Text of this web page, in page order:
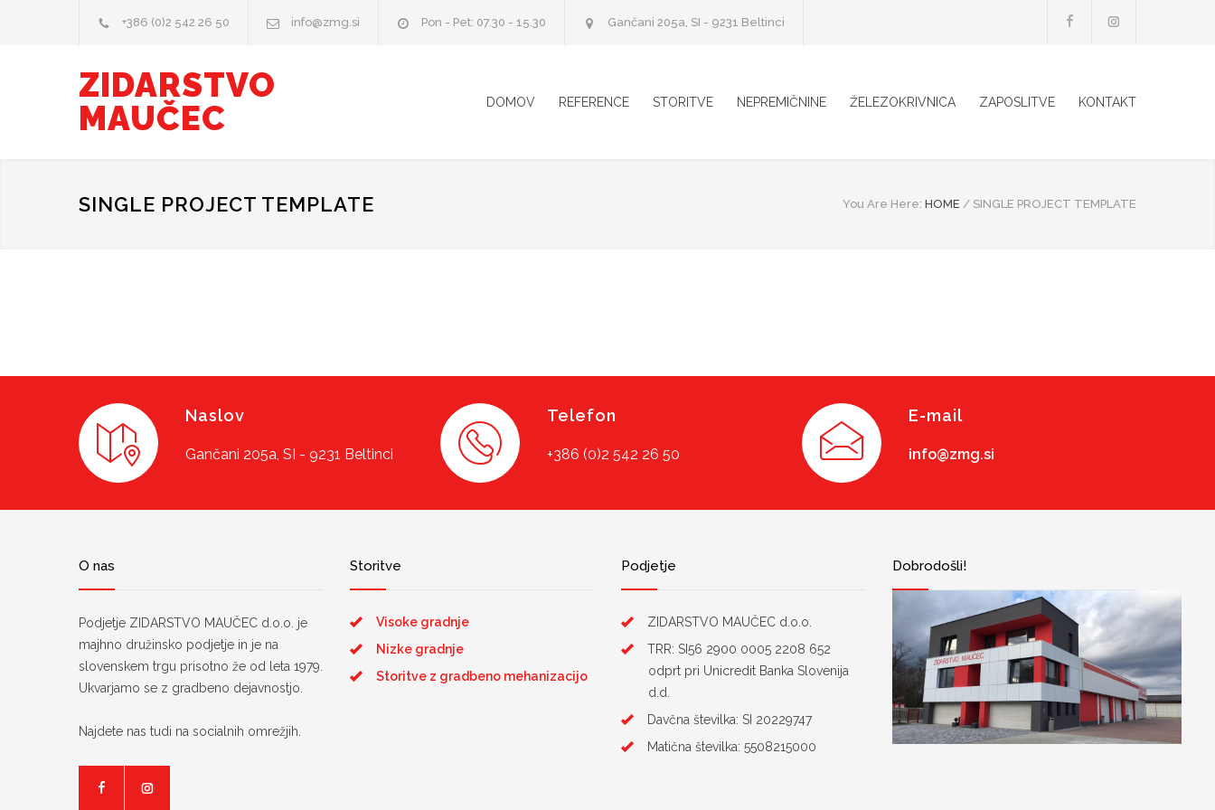
+386 (0)2 542 26 50 info@zmg.si Pon - Pet: 07.30 - 15.30 Gančani 205a, SI - 9231 Beltinci
ZIDARSTVO
MAUČEC
DOMOV REFERENCE STORITVE NEPREMIČNINE ŽELEZOKRIVNICA ZAPOSLITVE KONTAKT
SINGLE PROJECT TEMPLATE You Are Here: HOME / SINGLE PROJECT TEMPLATE
Naslov
Gančani 205a, SI - 9231 Beltinci
Telefon
+386 (0)2 542 26 50
E-mail
info@zmg.si
O nas
Podjetje ZIDARSTVO MAUČEC d.o.o. je
majhno družinsko podjetje in je na
slovenskem trgu prisotno že od leta 1979.
Ukvarjamo se z gradbeno dejavnostjo.
Najdete nas tudi na socialnih omrežjih.
Storitve
Visoke gradnje
Nizke gradnje
Storitve z gradbeno mehanizacijo
Podjetje
ZIDARSTVO MAUČEC d.o.o.
TRR: SI56 2900 0005 2208 652
odprt pri Unicredit Banka Slovenija
d.d.
Davčna številka: SI 20229747
Matična številka: 5508215000
Dobrodošli!